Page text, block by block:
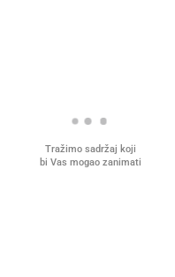
Tražimo sadržaj koji
bi Vas mogao zanimati